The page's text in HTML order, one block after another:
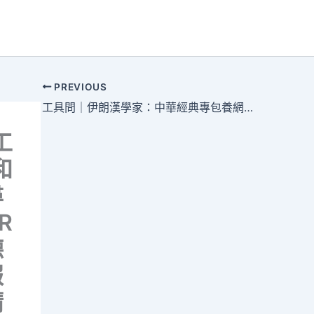
PREVIOUS
工具問｜伊朗漢學家：中華經典專包養網站比較若何“落地”異域？